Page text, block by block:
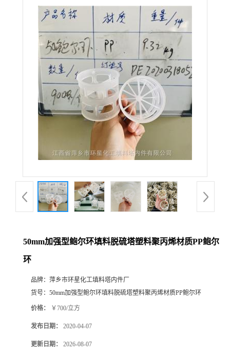
50mm加强型鲍尔环填料脱硫塔塑料聚丙烯材质PP鲍尔
环
品牌： 萍乡市环星化工填料塔内件厂
货号： 50mm加强型鲍尔环填料脱硫塔塑料聚丙烯材质PP鲍尔环
价格： ￥700/立方
发布日期： 2020-04-07
更新日期： 2026-08-07